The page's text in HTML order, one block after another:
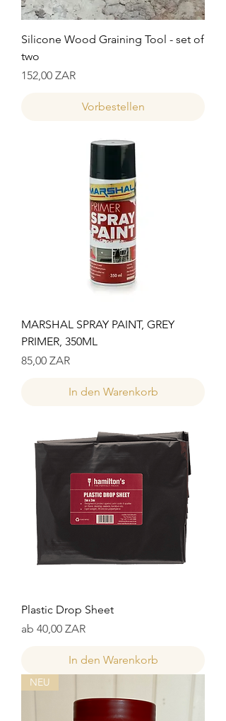
Silicone Wood Graining Tool - set of
two
Preis
152,00 ZAR
Vorbestellen
MARSHAL SPRAY PAINT, GREY
PRIMER, 350ML
Preis
85,00 ZAR
In den Warenkorb
Plastic Drop Sheet
ab 40,00 ZAR
Sale-Preis
In den Warenkorb
NEU